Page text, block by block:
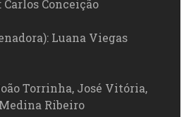
Conceição
Luana Viegas
Torrinha, José Vitória,
Ribeiro